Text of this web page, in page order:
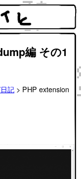
編 その1
記 > PHP extension